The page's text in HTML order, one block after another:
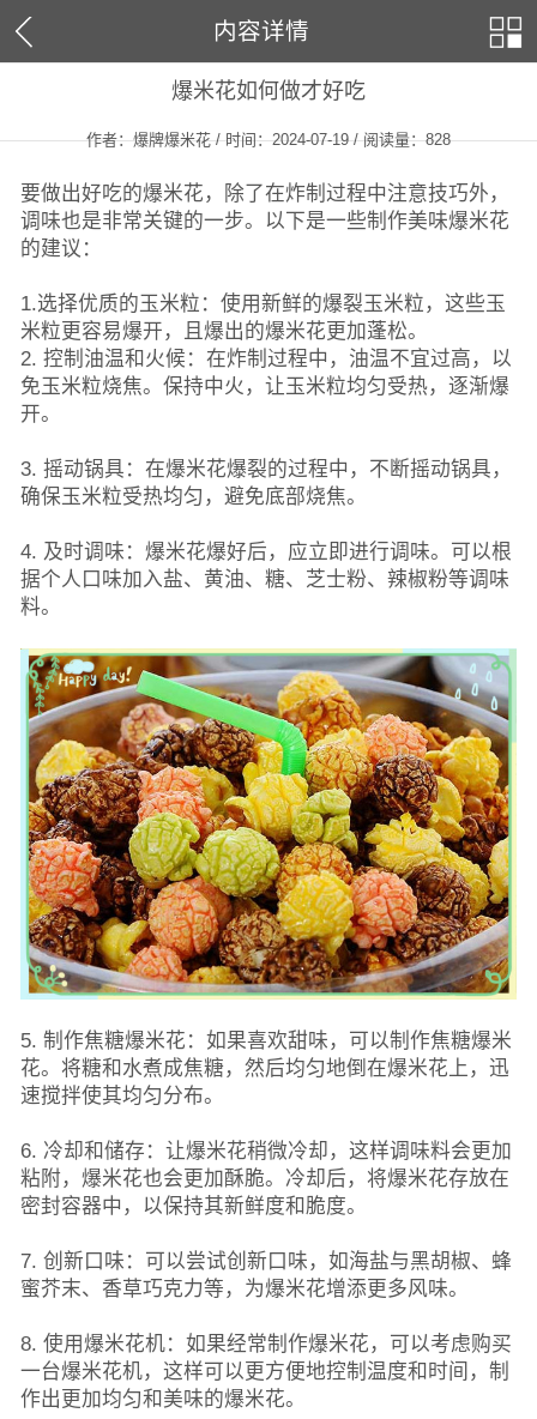
内容详情
爆米花如何做才好吃
作者：爆牌爆米花 / 时间：2024-07-19 / 阅读量：828
要做出好吃的爆米花，除了在炸制过程中注意技巧外，
调味也是非常关键的一步。以下是一些制作美味爆米花
的建议：
1.选择优质的玉米粒：使用新鲜的爆裂玉米粒，这些玉
米粒更容易爆开，且爆出的爆米花更加蓬松。
2. 控制油温和火候：在炸制过程中，油温不宜过高，以
免玉米粒烧焦。保持中火，让玉米粒均匀受热，逐渐爆
开。
3. 摇动锅具：在爆米花爆裂的过程中，不断摇动锅具，
确保玉米粒受热均匀，避免底部烧焦。
4. 及时调味：爆米花爆好后，应立即进行调味。可以根
据个人口味加入盐、黄油、糖、芝士粉、辣椒粉等调味
料。
5. 制作焦糖爆米花：如果喜欢甜味，可以制作焦糖爆米
花。将糖和水煮成焦糖，然后均匀地倒在爆米花上，迅
速搅拌使其均匀分布。
6. 冷却和储存：让爆米花稍微冷却，这样调味料会更加
粘附，爆米花也会更加酥脆。冷却后，将爆米花存放在
密封容器中，以保持其新鲜度和脆度。
7. 创新口味：可以尝试创新口味，如海盐与黑胡椒、蜂
蜜芥末、香草巧克力等，为爆米花增添更多风味。
8. 使用爆米花机：如果经常制作爆米花，可以考虑购买
一台爆米花机，这样可以更方便地控制温度和时间，制
作出更加均匀和美味的爆米花。